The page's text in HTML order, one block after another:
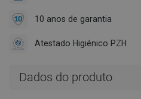
10 anos de garantia
Atestado Higiénico PZH
Dados do produto